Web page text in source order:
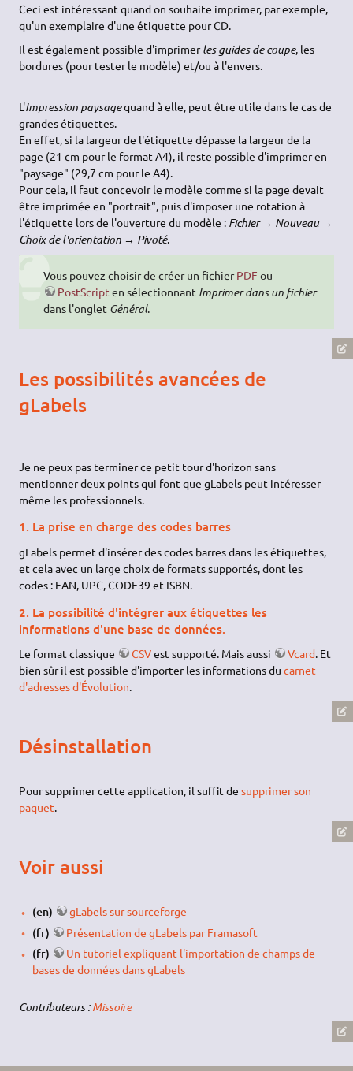
Ceci est intéressant quand on souhaite imprimer, par exemple,
qu'un exemplaire d'une étiquette pour CD.
Il est également possible d'imprimerles guides de coupe, les
bordures (pour tester le modèle) et/ou à l'envers.
L'Impression paysagequand à elle, peut être utile dans le cas de
grandes étiquettes.
En effet, si la largeur de l'étiquette dépasse la largeur de la
page (21 cm pour le format A4), il reste possible d'imprimer en
"paysage" (29,7 cm pour le A4).
Pour cela, il faut concevoir le modèle comme si la page devait
être imprimée en "portrait", puis d'imposer une rotation à
l'étiquette lors de l'ouverture du modèle : Fichier → Nouveau →
Choix de l'orientation → Pivoté.
Vous pouvez choisir de créer un fichierPDF ou
PostScript en sélectionnant Imprimer dans un fichier
dans l'onglet Général.
Les possibilités avancées de
gLabels
Je ne peux pas terminer ce petit tour d'horizon sans
mentionner deux points qui font que gLabels peut intéresser
même les professionnels.
1. La prise en charge des codes barres
gLabels permet d'insérer des codes barres dans les étiquettes,
et cela avec un large choix de formats supportés, dont les
codes : EAN, UPC, CODE39 et ISBN.
2. La possibilité d'intégrer aux étiquettes les
informations d'une base de données.
Le format classique CSVest supporté. Mais aussi Vcard. Et
bien sûr il est possible d'importer les informations ducarnet
d'adresses d'Évolution.
Désinstallation
Pour supprimer cette application, il suffit desupprimer son
paquet.
Voir aussi
(en) gLabels sur sourceforge
(fr) Présentation de gLabels par Framasoft
(fr)
Un tutoriel expliquant l'importation de champs de
bases de données dans gLabels
Contributeurs :Missoire